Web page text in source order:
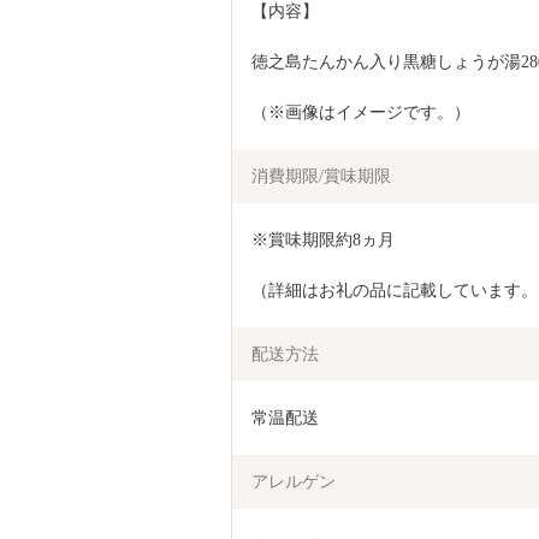
【内容】
徳之島たんかん入り黒糖しょうが湯
（※画像はイメージです。）
消費期限/賞味期限
※賞味期限約8ヵ月
（詳細はお礼の品に記載しています。
配送方法
常温配送
アレルゲン